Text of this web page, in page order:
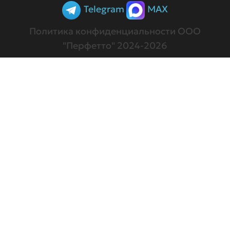
Telegram
MAX
Политика конфиденциальности ООО
"Перфетто" 2024-2026